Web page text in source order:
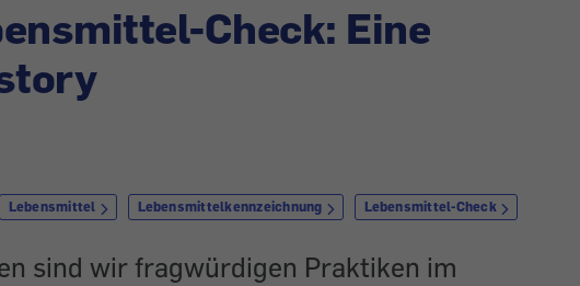
Check: Eine
Lebensmittel Lebensmittelkennzeichnung Lebensmittel-Check
sind wir fragwürdigen Praktiken im